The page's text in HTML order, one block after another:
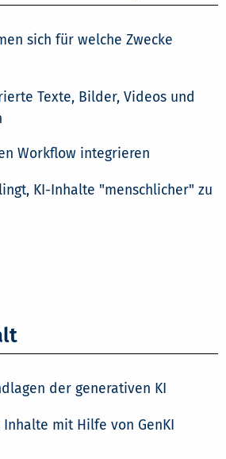
sich für welche Zwecke
Texte, Bilder, Videos und
Workflow integrieren
KI-Inhalte "menschlicher" zu
der generativen KI
Inhalte mit Hilfe von GenKI